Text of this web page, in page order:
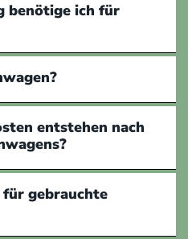
benötige ich für
entstehen nach
für gebrauchte